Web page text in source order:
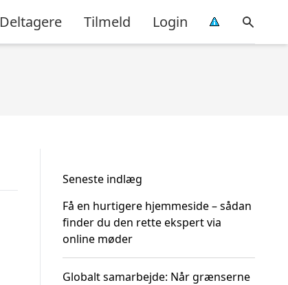
Deltagere Tilmeld Login
Seneste indlæg
Få en hurtigere hjemmeside – sådan
finder du den rette ekspert via
online møder
Globalt samarbejde: Når grænserne